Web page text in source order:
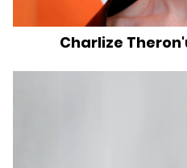
Charlize